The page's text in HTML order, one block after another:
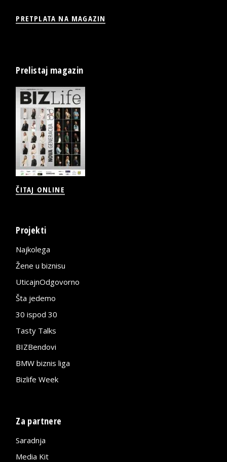
PRETPLATA NA MAGAZIN
Prelistaj magazin
ČITAJ ONLINE
Projekti
Najkolega
Žene u biznisu
UticajnOdgovorno
Šta jedemo
30 ispod 30
Tasty Talks
BIZBendovi
BMW biznis liga
Bizlife Week
Za partnere
Saradnja
Media Kit